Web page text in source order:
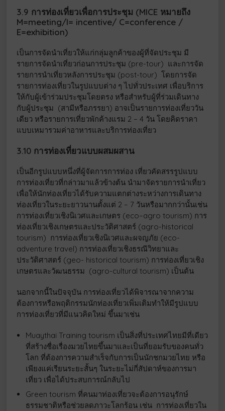
3.9 การท่องเที่ยวเพื่อการประชุม (MICE หมายถึง
M=meeting/I= incentive/ C=conference /
E=exhibition)
เป็นการจัดนำเที่ยวให้แก่กลุ่มลูกค้าของผู้ที่จัดประชุม มี
รายการจัดนำเที่ยวก่อนการประชุม (pre-tour) และการจัด
รายการนำเที่ยวหลังการประชุม (post-tour) โดยการจัด
รายการท่องเที่ยวในรูปแบบต่าง ๆ ไปทั่วประเทศ เพื่อบริการ
ให้กับผู้เข้าร่วมประชุมโดยตรง หรือสำหรับผู้ที่ร่วมเดินทาง
กับผู้ประชุม (สามีหรือภรรยา) อาจเป็นรายการท่องเที่ยววัน
เดียว หรือรายการเที่ยวพักค้างแรม 2 – 4 วัน โดยคิดราคา
แบบเหมารวมค่าอาหารและบริการท่องเที่ยว
3.10 การท่องเที่ยวแบบผสมผสาน
เป็นอีกรูปแบบหนึ่งที่ผู้จัดการการท่อง เที่ยวคัดสรรรูปแบบ
การท่องเที่ยวที่กล่าวมาแล้วข้างต้น นำมาจัดรายการนำเที่ยว
เพื่อให้นักท่องเที่ยวได้รับความแตกต่างระหว่างการเดินทาง
ท่องเที่ยวในระยะยาวนานตั้งแต่ 2 – 7 วันหรือมากกว่านั้นเช่น
การท่องเที่ยวเชิงนิเวศและเกษตร (eco–agro tourism) การ
ท่องเที่ยวเชิงเกษตรและประวัติศาสตร์ (agro-historical
tourism) การท่องเที่ยวเชิงนิเวศและผจญภัย (eco-
adventure travel) การท่องเที่ยวเชิงธรณีวิทยาและ
ประวัติศาสตร์ (geo- historical tourism) การท่องเที่ยวเชิง
เกษตรและวัฒนธรรม (agro-cultural tourism) เป็นต้น
นอกจากนี้ในปัจจุบัน การท่องเที่ยวได้พิจารณาจากความ
ต้องการหรือพฤติกรรมนักท่องเที่ยวเพิ่มเติมทำให้มีรูปแบบ
การท่องเที่ยวที่มีแนวคิดใหม่ ขึ้นมาเช่น
Muaythai Training tourism เป็นสิ่งที่ประเทศไทยมีที่เดียว
ที่สร้างชื่อเรื่องมวยไทยขึ้นมาและเป็นที่ยอมรับของคนทั่ว
โลก ที่ต้องการความสำเร็จกับการเป็นนักชกมวยไทย หรือ
เพียงแค่เรียนระยะสั้นๆ ในระยะไม่กี่สัปดาห์ของการมา
เที่ยว เพื่อได้ประสบการณ์กลับไป
Green tourism ที่คนมาท่องเที่ยวจะต้องการอนุรักษ์
ธรรมชาติหรือช่วยลดภาวะโลกร้อน เช่น การท่องเที่ยวใน